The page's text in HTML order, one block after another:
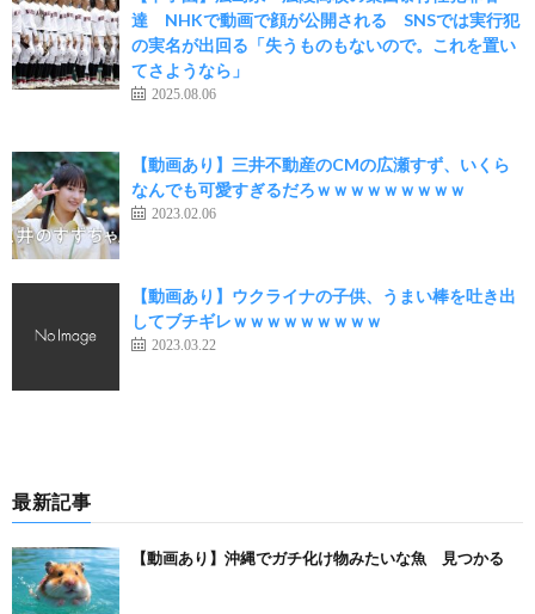
達 NHKで動画で顔が公開される SNSでは実行犯
の実名が出回る「失うものもないので。これを置い
てさようなら」
2025.08.06
【動画あり】三井不動産のCMの広瀬すず、いくら
なんでも可愛すぎるだろｗｗｗｗｗｗｗｗｗ
2023.02.06
【動画あり】ウクライナの子供、うまい棒を吐き出
してブチギレｗｗｗｗｗｗｗｗｗ
2023.03.22
最新記事
【動画あり】沖縄でガチ化け物みたいな魚 見つかる